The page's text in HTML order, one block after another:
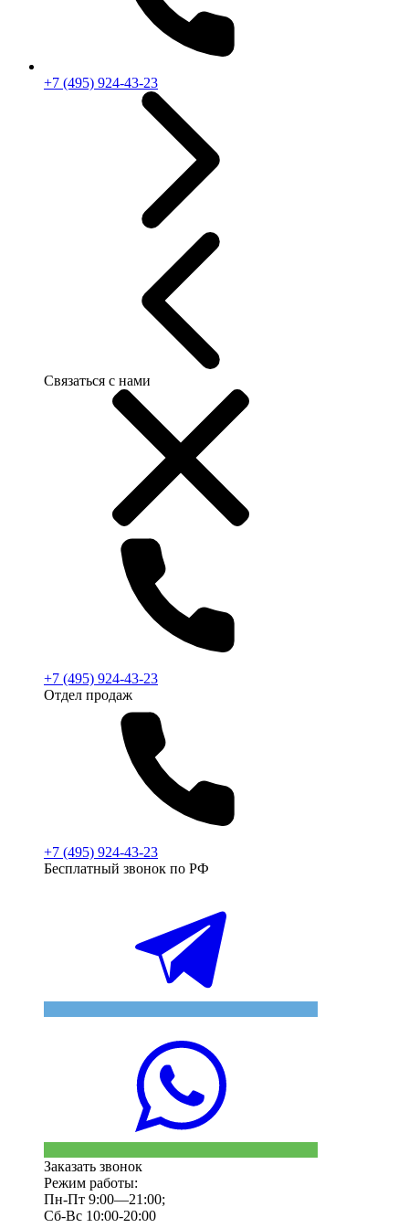
+7 (495) 924-43-23
Связаться с нами
+7 (495) 924-43-23
Отдел продаж
+7 (495) 924-43-23
Бесплатный звонок по РФ
Заказать звонок
Режим работы:
Пн-Пт 9:00—21:00;
Сб-Вс 10:00-20:00